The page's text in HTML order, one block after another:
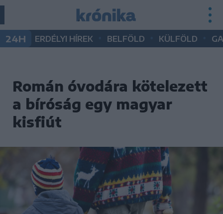
24H ERDÉLYI HÍREK BELFÖLD KÜLFÖLD
Román óvodára kötelezett
a bíróság egy magyar
kisfiút